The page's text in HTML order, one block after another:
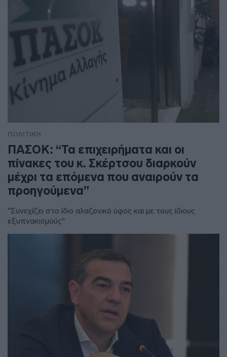
ΠΟΛΙΤΙΚΗ
ΠΑΣΟΚ: “Τα επιχειρήματα και οι
πίνακες του κ. Σκέρτσου διαρκούν
μέχρι τα επόμενα που αναιρούν τα
προηγούμενα”
"Συνεχίζει στο ίδιο αλαζονικό ύφος και με τους ίδιους
εξυπνακισμούς"